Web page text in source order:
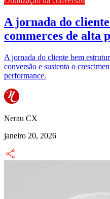
A jornada do
commerces de alta
A jornada do cliente bem
conversão e sustenta o
performance.
Nerau CX
janeiro 20, 2026